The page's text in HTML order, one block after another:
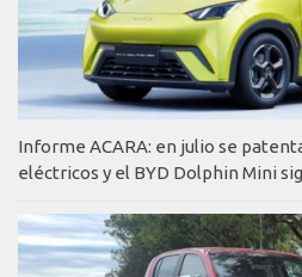
Informe ACARA: en julio se
eléctricos y el BYD Dolphin Mini